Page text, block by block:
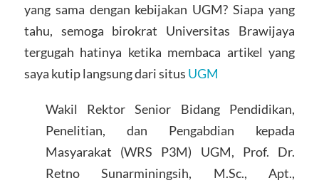
yang sama dengan kebijakan UGM? Siapa yang
tahu, semoga birokrat Universitas Brawijaya
tergugah hatinya ketika membaca artikel yang
saya kutip langsung dari situs UGM
Wakil Rektor Senior Bidang Pendidikan,
Penelitian, dan Pengabdian kepada
Masyarakat (WRS P3M) UGM, Prof. Dr.
Retno Sunarminingsih, M.Sc., Apt.,